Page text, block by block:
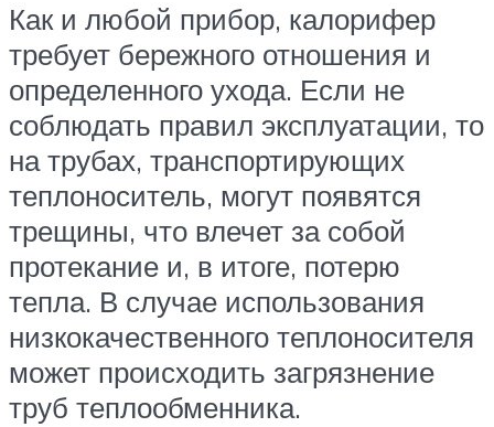
Как и любой прибор, калорифер
требует бережного отношения и
определенного ухода. Если не
соблюдать правил эксплуатации, то
на трубах, транспортирующих
теплоноситель, могут появятся
трещины, что влечет за собой
протекание и, в итоге, потерю
тепла. В случае использования
низкокачественного теплоносителя
может происходить загрязнение
труб теплообменника.